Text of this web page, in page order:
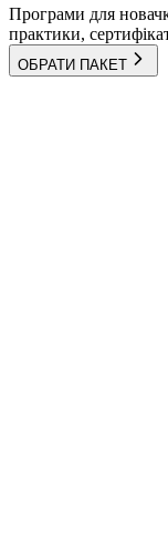
Програми для
практики,
ОБРАТИ ПАКЕТ